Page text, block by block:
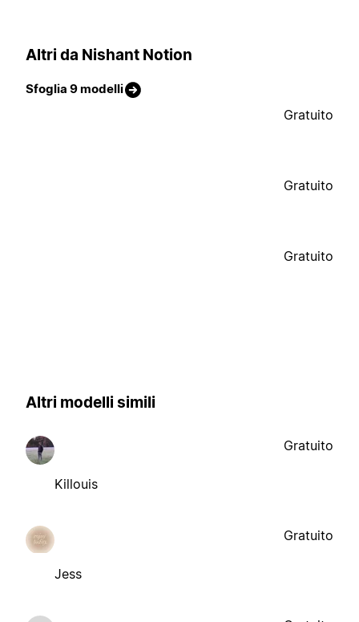
Altri da Nishant Notion
Sfoglia 9 modelli
Gratuito
Gratuito
Gratuito
Altri modelli simili
Killouis
Gratuito
Jess
Gratuito